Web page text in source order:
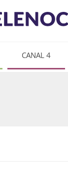
CANAL 4